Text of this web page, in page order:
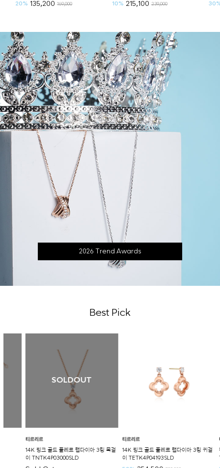
20% 135,200 169,000 10% 215,100 239,000 30%
2026 Trend Awards
Best Pick
SOLDOUT
14K 핑크 골드 플레르 랩다이아 3링 목걸
이 TNTK4P03000SLD
14K 핑크 골드 플레르 랩다이아 3링 귀걸
이 TETK4P04193SLD
웨이블